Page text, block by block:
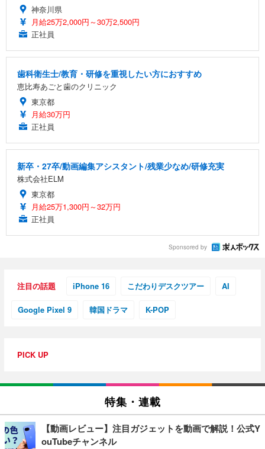
神奈川県
月給25万2,000円～30万2,500円
正社員
歯科衛生士/教育・研修を重視したい方におすすめ
恵比寿あごと歯のクリニック
東京都
月給30万円
正社員
新卒・27卒/動画編集アシスタント/残業少なめ/研修充実
株式会社ELM
東京都
月給25万1,300円～32万円
正社員
Sponsored by
注目の話題 iPhone 16 こだわりデスクツアー AI
Google Pixel 9 韓国ドラマ K-POP
PICK UP
特集・連載
【動画レビュー】注目ガジェットを動画で解説！公式Y
ouTubeチャンネル